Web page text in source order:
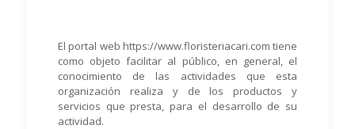
El portal web https://www.floristeriacari.com tiene
como objeto facilitar al público, en general, el
conocimiento de las actividades que esta
organización realiza y de los productos y
servicios que presta, para el desarrollo de su
actividad.